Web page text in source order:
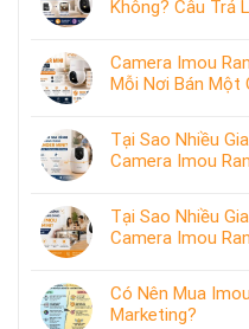
Không? Câu Trả
Camera Imou
Mỗi Nơi Bán Một
Tại Sao Nhiều
Camera Imou
Tại Sao Nhiều
Camera Imou
Có Nên Mua
Marketing?